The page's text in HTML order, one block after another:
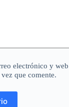
electrónico y web
que comente.